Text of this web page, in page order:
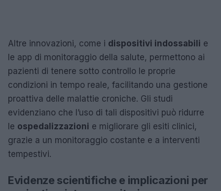
Altre innovazioni, come i dispositivi indossabili e
le app di monitoraggio della salute, permettono ai
pazienti di tenere sotto controllo le proprie
condizioni in tempo reale, facilitando una gestione
proattiva delle malattie croniche. Gli studi
evidenziano che l’uso di tali dispositivi può ridurre
le ospedalizzazioni e migliorare gli esiti clinici,
grazie a un monitoraggio costante e a interventi
tempestivi.
Evidenze scientifiche e implicazioni per